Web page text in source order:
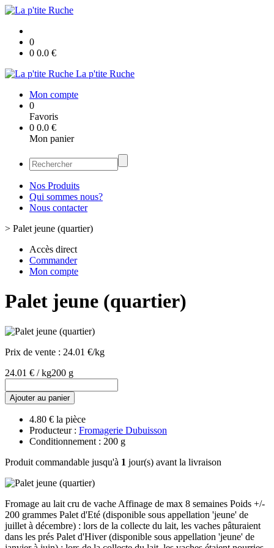
0
0 0.0 €
La p'tite Ruche
Mon compte
0
Favoris
0 0.0 €
Mon panier
Nos Produits
Qui sommes nous?
Nous contacter
> Palet jeune (quartier)
Accès direct
Commander
Mon compte
Palet jeune (quartier)
Prix de vente : 24.01 €/kg
24.01 € / kg200 g
Ajouter au panier
4.80 € la pièce
Producteur : Fromagerie Dubuisson
Conditionnement : 200 g
Produit commandable jusqu'à 1 jour(s) avant la livraison
Fromage au lait cru de vache Affinage de max 8 semaines Poids +/-
200 grammes Palet d'Eté (disponible sous appellation 'jeune' de
juillet à décembre) : lors de la collecte du lait, les vaches pâturaient
dans les prés Palet d'Hiver (disponible sous appellation 'jeune' de